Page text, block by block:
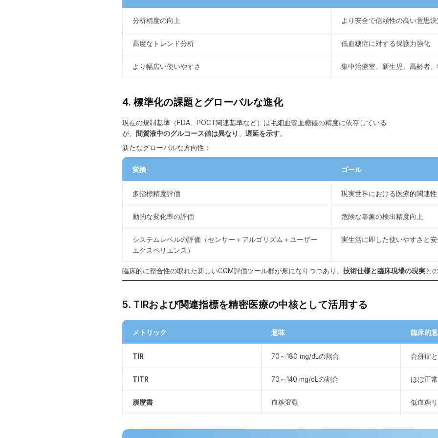
分析精度の向上 より安全で信頼性の高い意思決
高度なトレンド分析 低血糖症に対する保護力強化
より幅広い使いやすさ 集中治療室、新生児、高齢者
4. 標準化の課題とグローバルな進化
現在の規制基準（FDA、POCT関連基準など）は毛細血管血糖値の精度に依存している
が、
間質液中のグルコース値は異なり 、遅延を示す。
新たなグローバルな方向性：
変換 ゴール
多指標精度評価 現実世界における医療的関連性
動的な変化率の評価 危険な事象の検出精度向上
システムレベルの評価（センサー＋アルゴリズム＋ユーザー
エクスペリエンス）
実生活に即した使いやすさと
臨床的に整合性の取れた新しいCGM評価ツール群が形になりつつあり、技術仕様と臨床現場の現実と
5. TIRおよび関連指標を精密医療の中核として活用する
メトリック 意味 臨床的
TIR 70～180 mg/dLの割合 合併症
TITR 70～140 mg/dLの割合 ほぼ正
履歴書 血糖変動 低血糖